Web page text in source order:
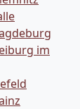
im